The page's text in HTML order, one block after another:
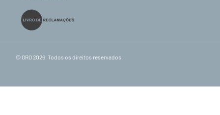
© ORO 2026. Todos os direitos reservados.